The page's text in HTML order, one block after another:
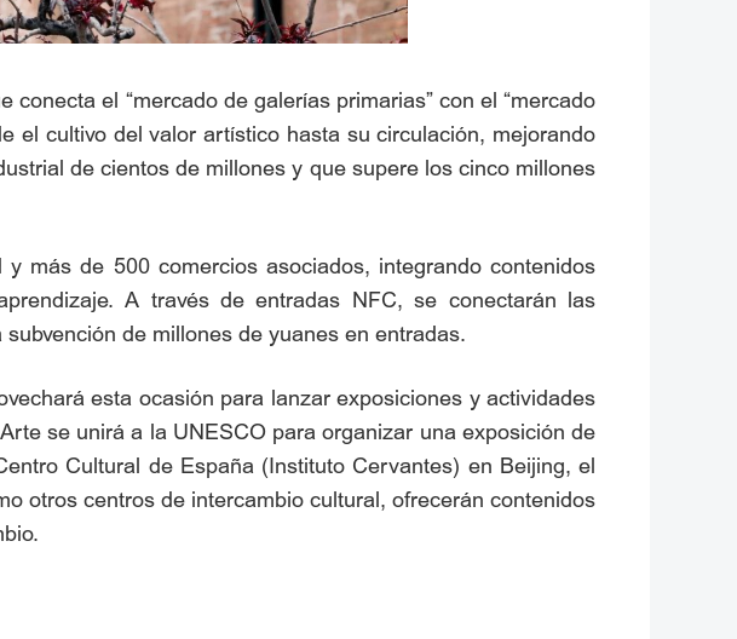
el “mercado de galerías primarias” con el “mercado
el cultivo del valor artístico hasta su circulación, mejorando
de cientos de millones y que supere los cinco millones
más de 500 comercios asociados, integrando contenidos
A través de entradas NFC, se conectarán las
de millones de yuanes en entradas.
esta ocasión para lanzar exposiciones y actividades
se unirá a la UNESCO para organizar una exposición de
Cultural de España (Instituto Cervantes) en Beijing, el
otros centros de intercambio cultural, ofrecerán contenidos